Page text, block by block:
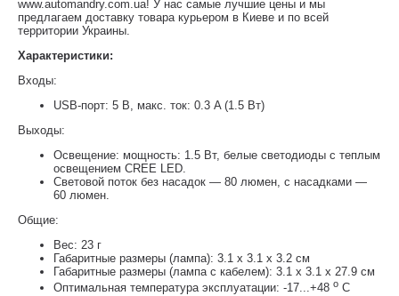
www.automandry.com.ua! У нас самые лучшие цены и мы
предлагаем доставку товара курьером в Киеве и по всей
территории Украины.
Характеристики:
Входы:
USB-порт: 5 В, макс. ток: 0.3 A (1.5 Вт)
Выходы:
Освещение: мощность: 1.5 Вт, белые светодиоды с теплым
освещением CREE LED.
Световой поток без насадок — 80 люмен, с насадками —
60 люмен.
Общие:
Вес: 23 г
Габаритные размеры (лампа): 3.1 х 3.1 х 3.2 см
Габаритные размеры (лампа с кабелем): 3.1 х 3.1 х 27.9 см
Оптимальная температура эксплуатации: -17...+48 o C